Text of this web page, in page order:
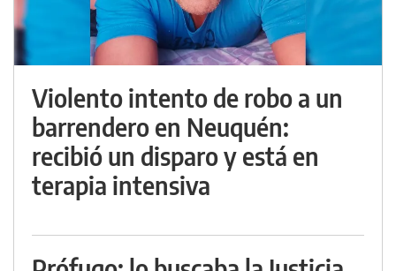
Violento intento de robo a un
barrendero en Neuquén:
recibió un disparo y está en
terapia intensiva